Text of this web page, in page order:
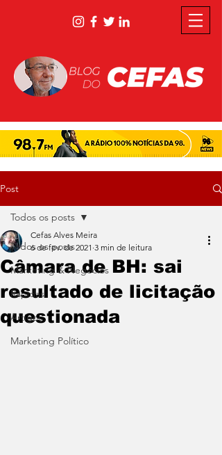
Post
Todos os posts
Marketing & Negócios
Rápidas
Artigos
Marketing Político
Todos os posts
Câmara de BH: sai
resultado de licitação
questionada
Cefas Alves Meira
6 de fev. de 2021 3 min de leitura